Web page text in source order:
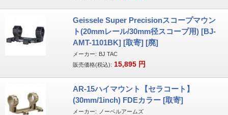
Geissele Super Precisionスコープマウン
ト(20mmレール/30mm径スコープ用) [BJ-
AMT-1101BK] [取寄] [廃]
メーカー: BJ TAC
販売価格(税込): 15,895 円
AR-15ハイマウント【セラコート】
(30mm/1inch) FDEカラー [取寄]
メーカー:
ノーベルアームズ